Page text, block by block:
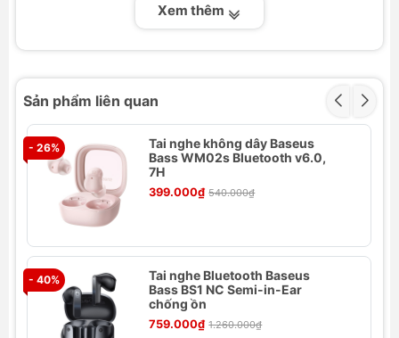
Thông số kỹ thuật
Thương hiệu: Baseus
Tên sản phẩm: Baseus Encok Type-C lateral
in-ear Wired Earphone C17
Chất liệu: ABS+TPE
Kích thước: 1.1m
Tần số âm thanh: 20Hz-20kHz
Cổng kết nối: DAC decoder chip Type-C
Xem thêm
Sản phẩm liên quan
- 26%
Tai nghe không dây Baseus
Bass WM02s Bluetooth v6.0,
7H
399.000₫ 540.000₫
- 40%
Tai nghe Bluetooth Baseus
Bass BS1 NC Semi-in-Ear
chống ồn
759.000₫ 1.260.000₫